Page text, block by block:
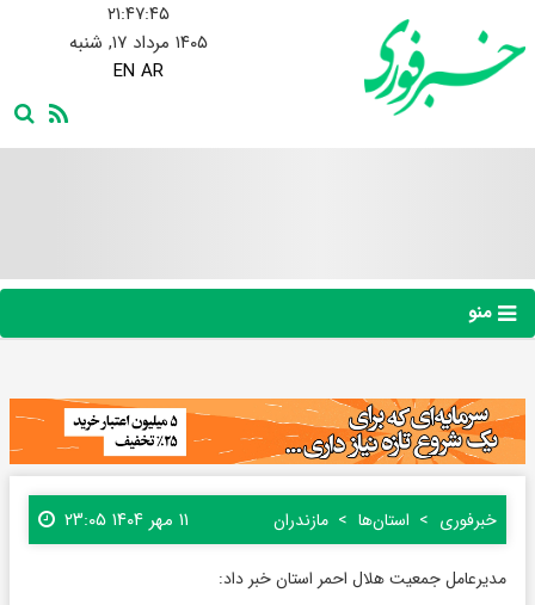
۲۱:۴۷:۴۶
۱۴۰۵ مرداد ۱۷, شنبه
EN AR
منو
خبرفوری استان‌ها مازندران ۱۱ مهر ۱۴۰۴ ۲۳:۰۵
مدیرعامل جمعیت هلال احمر استان خبر داد: